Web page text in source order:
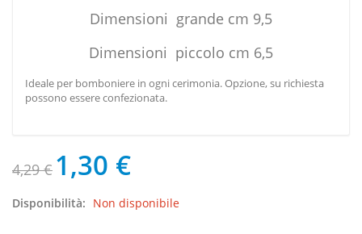
Dimensioni grande cm 9,5
Dimensioni piccolo cm 6,5
Ideale per bomboniere in ogni cerimonia. Opzione, su richiesta
possono essere confezionata.
4,29 € 1,30 €
Disponibilità: Non disponibile